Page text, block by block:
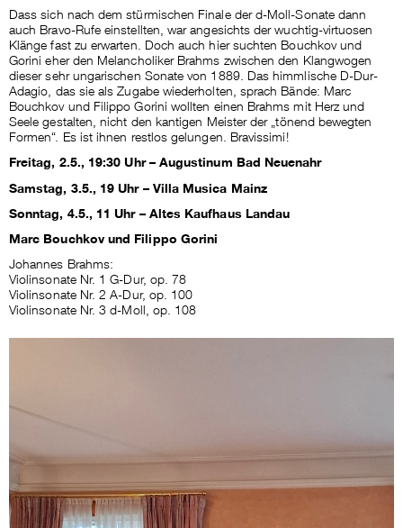
Dass sich nach dem stürmischen Finale der d-Moll-Sonate dann
auch Bravo-Rufe einstellten, war angesichts der wuchtig-virtuosen
Klänge fast zu erwarten. Doch auch hier suchten Bouchkov und
Gorini eher den Melancholiker Brahms zwischen den Klangwogen
dieser sehr ungarischen Sonate von 1889. Das himmlische D-Dur-
Adagio, das sie als Zugabe wiederholten, sprach Bände: Marc
Bouchkov und Filippo Gorini wollten einen Brahms mit Herz und
Seele gestalten, nicht den kantigen Meister der „tönend bewegten
Formen“. Es ist ihnen restlos gelungen. Bravissimi!
Freitag, 2.5., 19:30 Uhr – Augustinum Bad Neuenahr
Samstag, 3.5., 19 Uhr – Villa Musica Mainz
Sonntag, 4.5., 11 Uhr – Altes Kaufhaus Landau
Marc Bouchkov und Filippo Gorini
Johannes Brahms:
Violinsonate Nr. 1 G-Dur, op. 78
Violinsonate Nr. 2 A-Dur, op. 100
Violinsonate Nr. 3 d-Moll, op. 108